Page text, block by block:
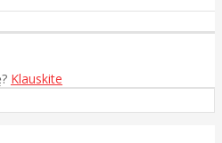
Klauskite